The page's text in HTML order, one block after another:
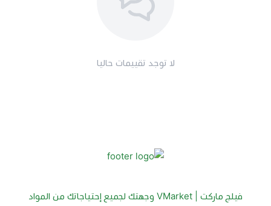
لا توجد تقييمات حاليا
فيلج ماركت | VMarket وجهتك لجميع إحتياجاتك من المواد